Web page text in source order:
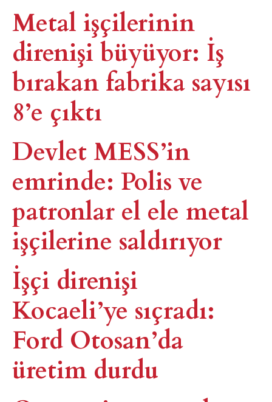
Metal işçilerinin
direnişi büyüyor: İş
bırakan fabrika sayısı
8’e çıktı
Devlet MESS’in
emrinde: Polis ve
patronlar el ele metal
işçilerine saldırıyor
İşçi direnişi
Kocaeli’ye sıçradı:
Ford Otosan’da
üretim durdu